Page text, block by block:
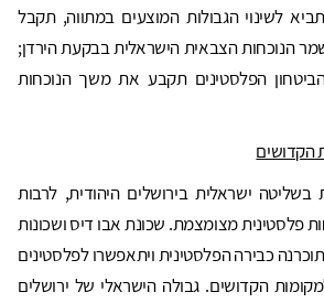
לשינוי הגבולות המוצעים במתווה, תקבל
הנוכחות הצבאית הישראלית בבקעת הירדן;
הביטחון הפלסטינים תקבע את משך הנוכחות
הקדושים
ישראלית בירושלים היהודית, לרבות
פלסטינית מצומצמת. שכונת אבו דיס ושכונות
כבירה הפלסטינית ויתאפשרו לפלסטינים
הקדושים. גבולה הישראלי של ירושלים